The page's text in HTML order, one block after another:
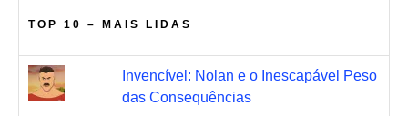
TOP 10 – MAIS LIDAS
Invencível: Nolan e o Inescapável Peso
das Consequências